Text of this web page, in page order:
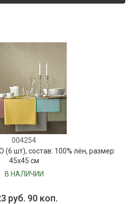
004254
(6 шт), состав: 100% лён, размер:
45х45 см
В НАЛИЧИИ
руб. 90 коп.